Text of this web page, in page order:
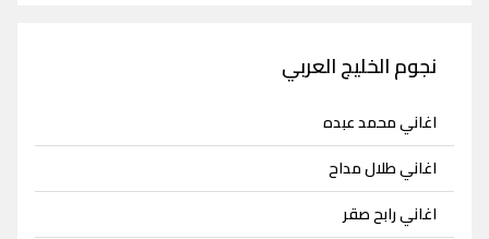
نجوم الخليج العربي
اغاني محمد عبده
اغاني طلال مداح
اغاني رابح صقر